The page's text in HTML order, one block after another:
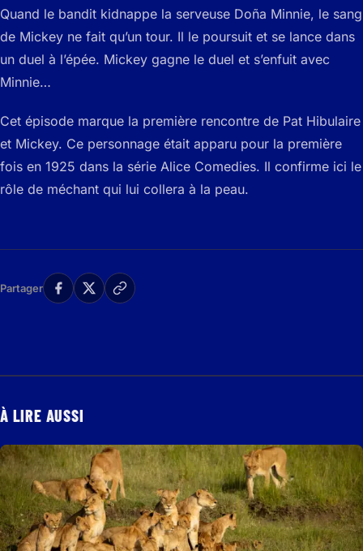
Quand le bandit kidnappe la serveuse Doña Minnie, le sang
de Mickey ne fait qu’un tour. Il le poursuit et se lance dans
un duel à l’épée. Mickey gagne le duel et s’enfuit avec
Minnie…
Cet épisode marque la première rencontre de Pat Hibulaire
et Mickey. Ce personnage était apparu pour la première
fois en 1925 dans la série Alice Comedies. Il confirme ici le
rôle de méchant qui lui collera à la peau.
Partager
À LIRE AUSSI